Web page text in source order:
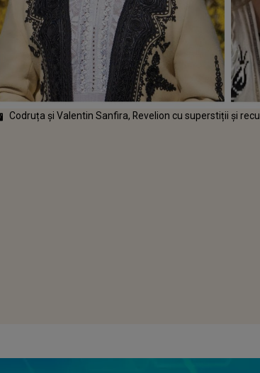
Codruța și Valentin Sanfira, Revelion cu superstiții și